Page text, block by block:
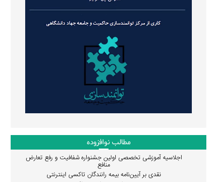
مطالب نوافزوده
اجلاسیه آموزشی تخصصی اولین جشنواره شفافیت و رفع تعارض
منافع
نقدی بر آیین‌نامه بیمه رانندگان تاکسی اینترنتی